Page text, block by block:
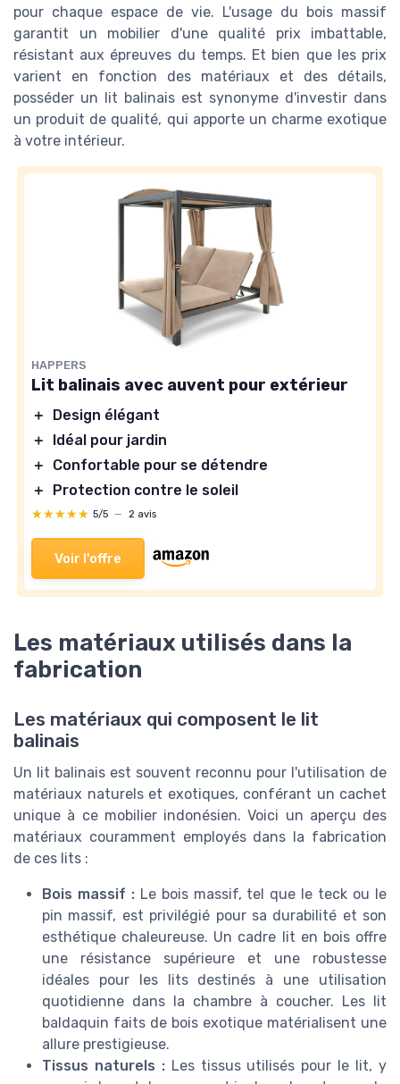
pour chaque espace de vie. L'usage du bois massif
garantit un mobilier d'une qualité prix imbattable,
résistant aux épreuves du temps. Et bien que les prix
varient en fonction des matériaux et des détails,
posséder un lit balinais est synonyme d'investir dans
un produit de qualité, qui apporte un charme exotique
à votre intérieur.
HAPPERS
Lit balinais avec auvent pour extérieur
＋
Design élégant
＋
Idéal pour jardin
＋
Confortable pour se détendre
＋
Protection contre le soleil
★★★★★
★★★★★ 5/5 — 2 avis
Voir l'offre
Les matériaux utilisés dans la
fabrication
Les matériaux qui composent le lit
balinais
Un lit balinais est souvent reconnu pour l'utilisation de
matériaux naturels et exotiques, conférant un cachet
unique à ce mobilier indonésien. Voici un aperçu des
matériaux couramment employés dans la fabrication
de ces lits :
Bois massif :Le bois massif, tel que le teck ou le
pin massif, est privilégié pour sa durabilité et son
esthétique chaleureuse. Un cadre lit en bois offre
une résistance supérieure et une robustesse
idéales pour les lits destinés à une utilisation
quotidienne dans la chambre à coucher. Les lit
baldaquin faits de bois exotique matérialisent une
allure prestigieuse.
Tissus naturels :Les tissus utilisés pour le lit, y